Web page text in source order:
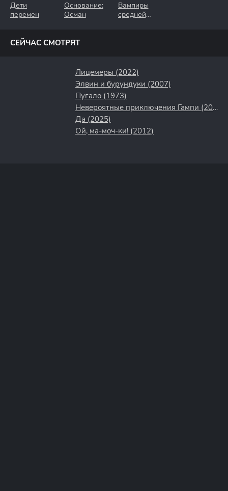
Дети
перемен
Основание:
Осман
Вампиры
средней
СЕЙЧАС СМОТРЯТ
Лицемеры (2022)
Элвин и бурундуки (2007)
Пугало (1973)
Невероятные приключения Гампи (2021)
Да (2025)
Ой, ма-моч-ки! (2012)